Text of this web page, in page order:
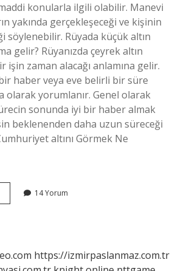
konularla ilgili olabilir. Manevi
yakında gerçekleşeceği ve kişinin
söylenebilir. Rüyada küçük altın
gelir? Rüyanızda çeyrek altın
işin zaman alacağı anlamına gelir.
haber veya eve belirli bir süre
olarak yorumlanır. Genel olarak
sonunda iyi bir haber almak
beklenenden daha uzun süreceği
altını Görmek Ne
14 Yorum
https://izmirpaslanmaz.com.tr